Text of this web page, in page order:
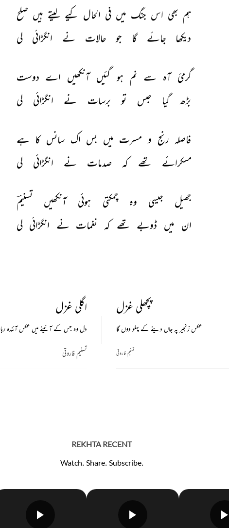
ہم بھی اس جنگ میں فی الحال کیے لیتے ہیں صلح
دیکھا
جائے گا جو حالات نے انگڑائی لی
گرمیٔ آہ سے نم ہو گئیں آنکھیں اے دوست
بڑھ
گیا حبس تو برسات نے انگڑائی لی
فاصلہ رنج و مسرت میں بس اک سانس کا ہے
مسکرائے
تھے کہ صدمات نے انگڑائی لی
جھیل جیسی وہ چمکتی ہوئی آنکھیں
تسنیمؔ
ان میں ڈوبے تھے کہ نغمات نے انگڑائی لی
اگلی غزل
دل وہ جس کے آئینے میں عکس آئندہ رہا
تسنیم فاروقی
پچھلی غزل
عکس زنجیر پہ جاں دینے کے پہلو دوں گا
تسنیم فاروقی
REKHTA RECENT
Watch. Share. Subscribe.